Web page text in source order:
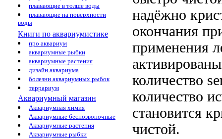
плавающие в толще воды
плавающие на поверхности
воды
Книги по аквариумистике
про аквариум
аквариумные рыбки
аквариумные растения
дизайн аквариума
болезни аквариумных рыбок
террариум
Аквариумный магазин
Аквариумная химия
Аквариумные беспозвоночные
Аквариумные растения
Аквариумные рыбки
надёжно
окончания
применения
количество
количество
становится
чистой.